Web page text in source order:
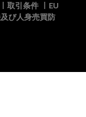
取引条件
EU
び人身売買防